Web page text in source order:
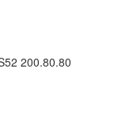
200.80.80